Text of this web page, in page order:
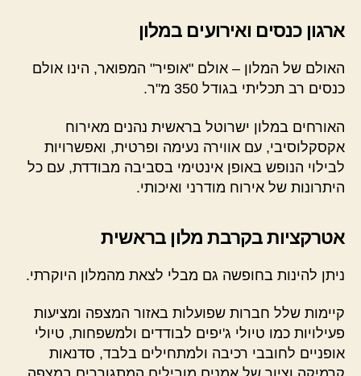
ארגון כנסים ואירועים במלון
האולם של המלון – אולם "אופיר" המפואר, הינו אולם
כנסים רב תכליתי בגודל 350 מ"ר.
האורחים במלון ישרוטל בראשית נהנים מאירוח
אקסקלוסיבי, עם אווירה נעימה ופרטית, ואפשרויות
לבילוי הנופש באופן אינטימי בסביבה מבודדת, עם כל
היתרונות של אירוח מודרני ואיכותי.
אטרקציות בקרבת מלון בראשית
ניתן להינות בחופשה גם מבלי לצאת מהמלון היוקרתי.
קיימות שלל חברות שפועלות באזור המצפה ומציעות
פעילויות כמו טיולי ג'יפים לבודדים ולמשפחות, טיולי
אופניים לחובבי רכיבה ולמתחילים בלבד, סדנאות